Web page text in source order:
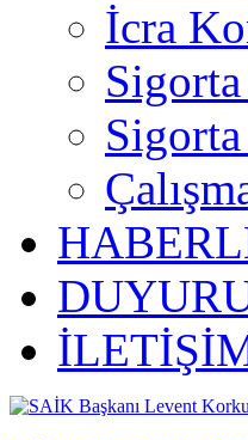
İcra